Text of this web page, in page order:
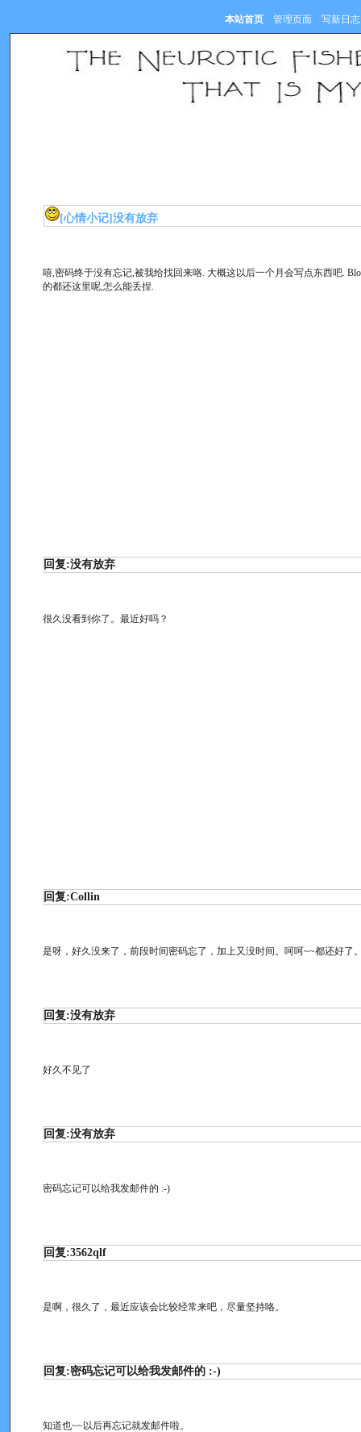
本站首页 管理页面 写新日志
[心情小记]没有放弃
嘻,密码终于没有忘记,被我给找回来咯. 大概这以后一个月会写点东西吧.
的都还这里呢,怎么能丢捏.
回复:没有放弃
很久没看到你了。最近好吗？
回复:Collin
是呀，好久没来了，前段时间密码忘了，加上又没时间。呵呵~~都还好了
回复:没有放弃
好久不见了
回复:没有放弃
密码忘记可以给我发邮件的 :-)
回复:3562qlf
是啊，很久了，最近应该会比较经常来吧，尽量坚持咯。
回复:密码忘记可以给我发邮件的 :-)
知道也~~以后再忘记就发邮件啦。